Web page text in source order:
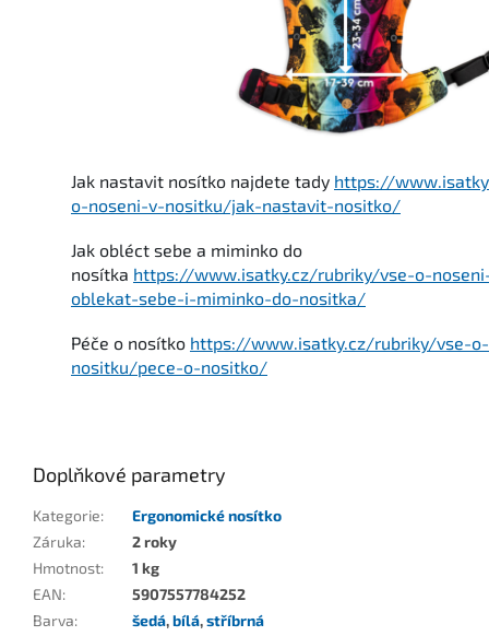
Jak nastavit nosítko najdete tady https://
o-noseni-v-nositku/jak-nastavit-nositko/
Jak obléct sebe a miminko do
nosítka https://www.isatky.cz/rubriky/vse-o-
oblekat-sebe-i-miminko-do-nositka/
Péče o nosítko https://www.isatky.cz/rubriky/vse-
nositku/pece-o-nositko/
Doplňkové parametry
Kategorie:
Ergonomické nosítko
Záruka:
2 roky
Hmotnost:
1 kg
EAN:
5907557784252
Barva: šedá,bílá,stříbrná